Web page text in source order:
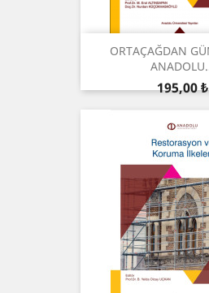
ORTAÇAĞDAN
Prix
195,00 ₺